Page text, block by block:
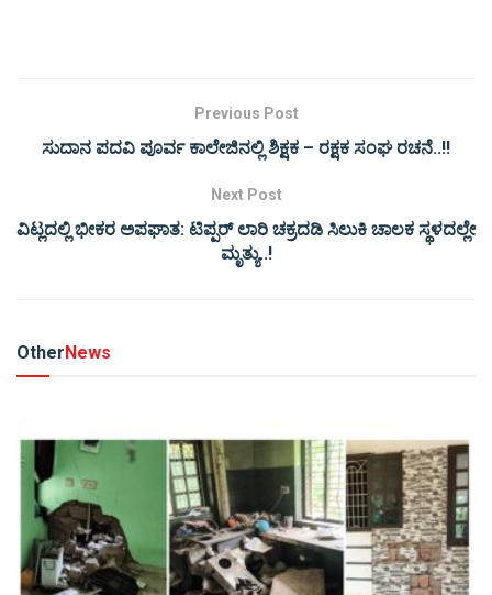
Previous Post
ಸುದಾನ ಪದವಿ ಪೂರ್ವ ಕಾಲೇಜಿನಲ್ಲಿ ಶಿಕ್ಷಕ – ರಕ್ಷಕ ಸಂಘ ರಚನೆ..!!
Next Post
ವಿಟ್ಲದಲ್ಲಿ ಭೀಕರ ಅಪಘಾತ: ಟಿಪ್ಪರ್ ಲಾರಿ ಚಕ್ರದಡಿ ಸಿಲುಕಿ ಚಾಲಕ ಸ್ಥಳದಲ್ಲೇ
ಮೃತ್ಯು..!
OtherNews